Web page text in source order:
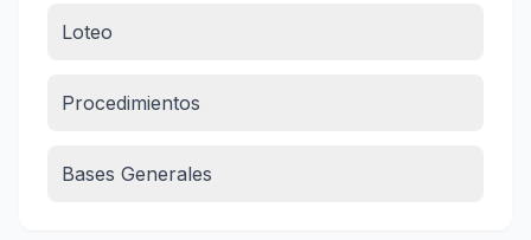
Loteo
Procedimientos
Bases Generales